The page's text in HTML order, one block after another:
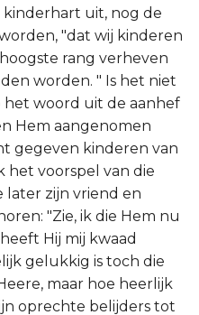
uit, nog de
"dat wij kinderen
rang verheven
worden. " Is het niet
het woord uit de aanhef
Hem aangenomen
gegeven kinderen van
het voorspel van die
later zijn vriend en
"Zie, ik die Hem nu
Hij mij kwaad
gelukkig is toch die
maar hoe heerlijk
oprechte belijders tot